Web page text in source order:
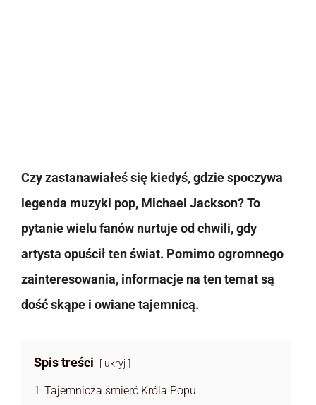
Czy zastanawiałeś się kiedyś, gdzie spoczywa
legenda muzyki pop, Michael Jackson? To
pytanie wielu fanów nurtuje od chwili, gdy
artysta opuścił ten świat. Pomimo ogromnego
zainteresowania, informacje na ten temat są
dość skąpe i owiane tajemnicą.
Spis treści ukryj
1 Tajemnicza śmierć Króla Popu